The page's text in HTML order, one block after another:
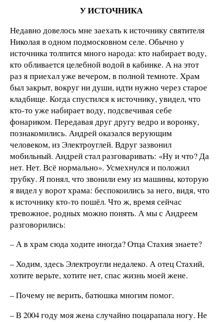
У ИСТОЧНИКА
Недавно довелось мне заехать к источнику святителя
Николая в одном подмосковном селе. Обычно у
источника толпится много народа: кто набирает воду,
кто обливается целебной водой в кабинке. А на этот
раз я приехал уже вечером, в полной темноте. Храм
был закрыт, вокруг ни души, идти нужно через старое
кладбище. Когда спустился к источнику, увидел, что
кто-то уже набирает воду, подсвечивая себе
фонариком. Передавая друг другу ведро и воронку,
познакомились. Андрей оказался верующим
человеком, из Электроуглей. Вдруг зазвонил
мобильный. Андрей стал разговаривать: «Ну и что? Да
нет. Нет. Всё нормально». Усмехнулся и положил
трубку. Я понял, что звонили ему из машины, которую
я видел у ворот храма: беспокоились за него, видя, что
к источнику кто-то пошёл. Что ж, время сейчас
тревожное, родных можно понять. А мы с Андреем
разговорились:
– А в храм сюда ходите иногда? Отца Стахия знаете?
– Ходим, здесь Электроугли недалеко. А отец Стахий,
хотите верьте, хотите нет, спас жизнь моей жене.
– Почему не верить, батюшка многим помог.
– В 2004 году моя жена случайно поцарапала ногу. Не